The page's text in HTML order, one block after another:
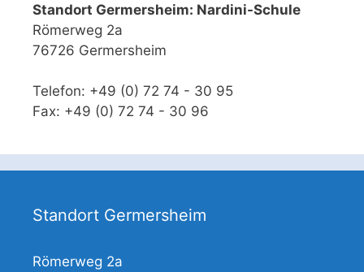
Standort Germersheim: Nardini-Schule
Römerweg 2a
76726 Germersheim
Telefon: +49 (0) 72 74 - 30 95
Fax: +49 (0) 72 74 - 30 96
Standort Germersheim
Römerweg 2a